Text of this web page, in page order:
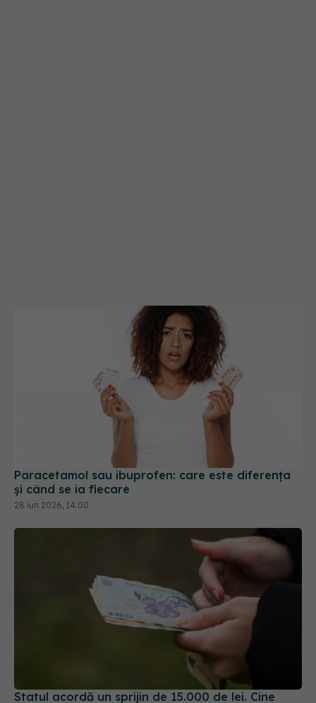
Paracetamol sau ibuprofen: care este diferența
și când se ia fiecare
Statul acordă un sprijin de 15.000 de lei. Cine
poate depune cererea din 17 august